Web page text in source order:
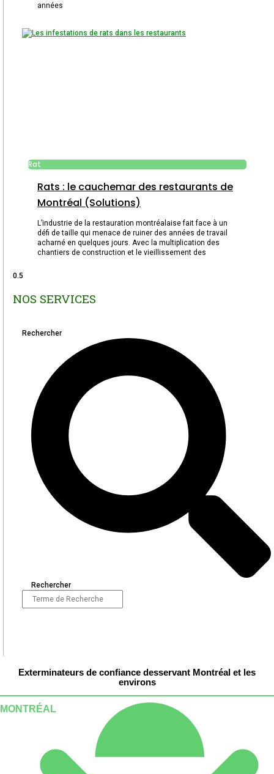
années
Rat
Rats : le cauchemar des restaurants de
Montréal (Solutions)
L’industrie de la restauration montréalaise fait face à un
défi de taille qui menace de ruiner des années de travail
acharné en quelques jours. Avec la multiplication des
chantiers de construction et le vieillissement des
NOS SERVICES
Rechercher
Rechercher
Exterminateurs de confiance desservant Montréal et les
environs
MONTRÉAL